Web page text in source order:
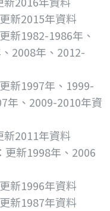
新2015年資料
新1982-1986年、
2008年、2012-
新1997年、1999-
年、2009-2010年資
2011年資料
新1998年、2006
新1996年資料
新1987年資料